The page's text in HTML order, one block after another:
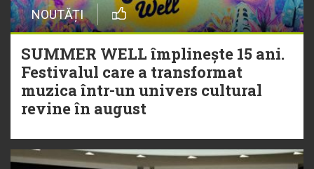
NOUTĂȚI
SUMMER WELL împlinește 15 ani.
Festivalul care a transformat
muzica într-un univers cultural
revine în august